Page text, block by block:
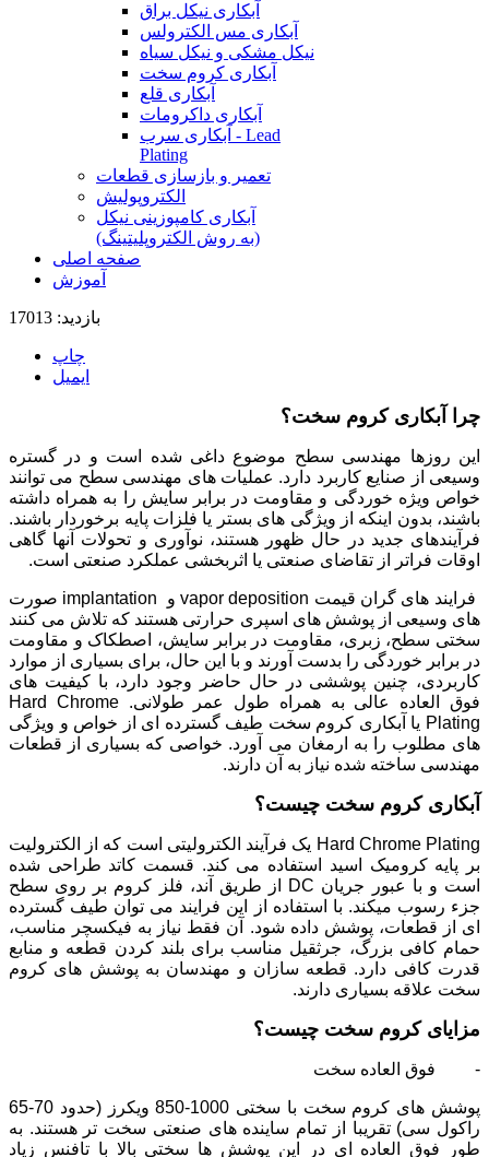
آبکاری نیکل براق
آبکاری مس الکترولس
نیکل مشکی و نیکل سیاه
آبکاری کروم سخت
آبکاری قلع
آبکاری داکرومات
آبکاری سرب - Lead
Plating
تعمیر و بازسازی قطعات
الکتروپولیش
آبکاری کامپوزینی نیکل
(به روش الکتروپلیتینگ)
صفحه اصلی
آموزش
بازدید: 17013
چاپ
ایمیل
چرا آبکاری کروم سخت؟
این روزها مهندسی سطح موضوع داغی شده است و در گستره
وسیعی از صنایع کاربرد دارد. عملیات های مهندسی سطح می توانند
خواص ویژه خوردگی و مقاومت در برابر سایش را به همراه داشته
باشند، بدون اینکه از ویژگی های بستر یا فلزات پایه برخوردار باشند.
فرآیندهای جدید در حال ظهور هستند، نوآوری و تحولات آنها گاهی
اوقات فراتر از تقاضای صنعتی یا اثربخشی عملکرد صنعتی است.
فرایند های گران قیمت vapor deposition و implantation صورت
های وسیعی از پوشش های اسپری حرارتی هستند که تلاش می کنند
سختی سطح، زبری، مقاومت در برابر سایش، اصطکاک و مقاومت
در برابر خوردگی را بدست آورند و با این حال، برای بسیاری از موارد
کاربردی، چنین پوششی در حال حاضر وجود دارد، با کیفیت های
فوق العاده عالی به همراه طول عمر طولانی. Hard Chrome
Plating یا آبکاری کروم سخت طیف گسترده ای از خواص و ویژگی
های مطلوب را به ارمغان می آورد. خواصی که بسیاری از قطعات
مهندسی ساخته شده نیاز به آن دارند.
آبکاری کروم سخت چیست؟
Hard Chrome Plating یک فرآیند الکترولیتی است که از الکترولیت
بر پایه کرومیک اسید استفاده می کند. قسمت کاتد طراحی شده
است و با عبور جریان DC از طریق آند، فلز کروم بر روی سطح
جزء رسوب میکند. با استفاده از این فرایند می توان طیف گسترده
ای از قطعات، پوشش داده شود. آن فقط نیاز به فیکسچر مناسب،
حمام کافی بزرگ، جرثقیل مناسب برای بلند کردن قطعه و منابع
قدرت کافی دارد. قطعه سازان و مهندسان به پوشش های کروم
سخت علاقه بسیاری دارند.
مزایای کروم سخت چیست؟
- فوق العاده سخت
پوشش های کروم سخت با سختی 1000-850 ویکرز (حدود 70-65
راکول سی) تقریبا از تمام ساینده های صنعتی سخت تر هستند. به
طور فوق العاده ای در این پوشش ها سختی بالا با تافنس زیاد